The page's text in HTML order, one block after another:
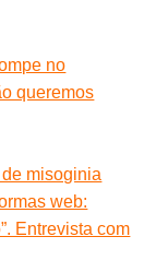
no
queremos
misoginia
web:
Entrevista com